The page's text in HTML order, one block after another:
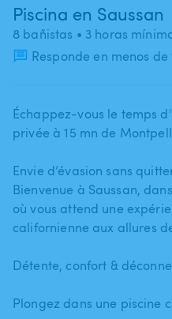
Piscina en Saussan
8 bañistas • 3 horas
Responde en menos de
Échappez-vous le temps
privée à 15 mn de
Envie d’évasion sans
Bienvenue à Saussan​,​
où vous attend une
californienne aux allures
Détente​,​ confort &
Plongez dans une piscine